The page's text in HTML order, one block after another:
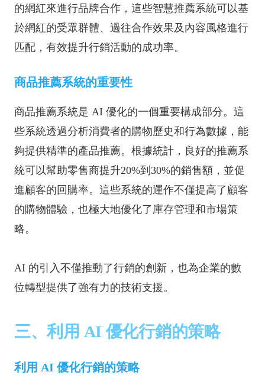
的網紅來進行品牌合作，這些智慧推薦系統可以基
於網紅的受眾群體、過往合作效果及內容風格進行
匹配，有效提升行銷活動的成功率。
商品推薦系統的重要性
商品推薦系統是 AI 優化的一個重要構成部分。這
些系統透過分析消費者的購物歷史和行為數據，能
夠提供精準的產品推薦。根據統計，良好的推薦系
統可以幫助零售商提升20%到30%的銷售額，並促
進顧客的回購率。這些系統的運作不僅提高了顧客
的購物體驗，也極大地優化了庫存管理和市場策
略。
AI 的引入不僅推動了行銷的創新，也為企業的數
位轉型提供了強有力的技術支援。
三、利用 AI 優化行銷的策略
利用 AI 優化行銷的策略